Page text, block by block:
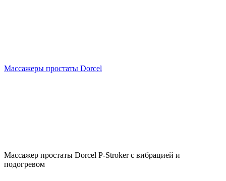
Массажеры простаты Dorcel
Массажер простаты Dorcel P-Stroker с вибрацией и
подогревом